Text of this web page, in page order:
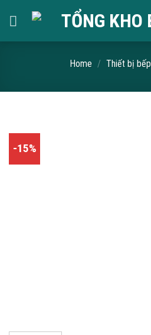
Home / Thiết bị bếp
-15%